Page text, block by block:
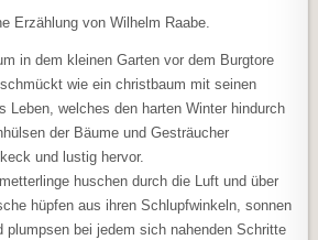
Erzählung von Wilhelm Raabe.
in dem kleinen Garten vor dem Burgtore
wie ein christbaum mit seinen
Leben, welches den harten Winter hindurch
der Bäume und Gesträucher
und lustig hervor.
huschen durch die Luft und über
hüpfen aus ihren Schlupfwinkeln, sonnen
plumpsen bei jedem sich nahenden Schritte